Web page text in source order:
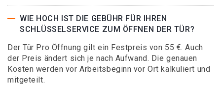
WIE HOCH IST DIE GEBÜHR FÜR IHREN
SCHLÜSSELSERVICE ZUM ÖFFNEN DER TÜR?
Der Tür Pro Öffnung gilt ein Festpreis von 55 €. Auch
der Preis ändert sich je nach Aufwand. Die genauen
Kosten werden vor Arbeitsbeginn vor Ort kalkuliert und
mitgeteilt.